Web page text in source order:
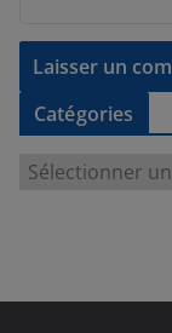
Catégories